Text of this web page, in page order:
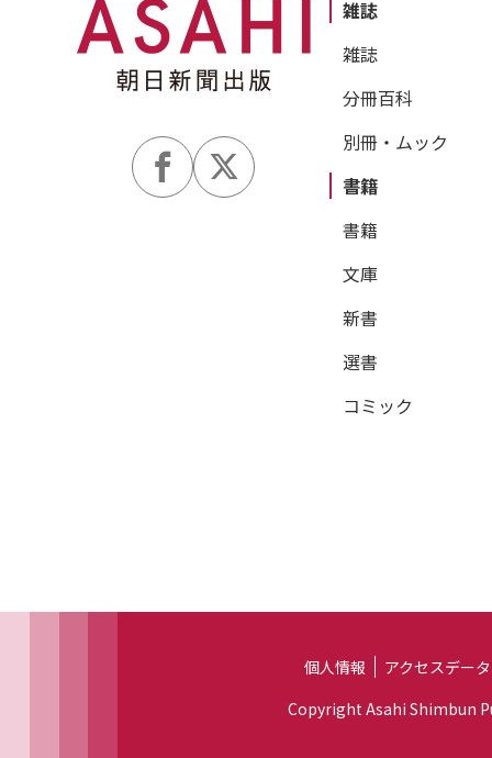
雑誌
雑誌
分冊百科
別冊・ムック
書籍
書籍
文庫
新書
選書
コミック
個人情報
アクセスデータ
Copyright Asahi Shimbun